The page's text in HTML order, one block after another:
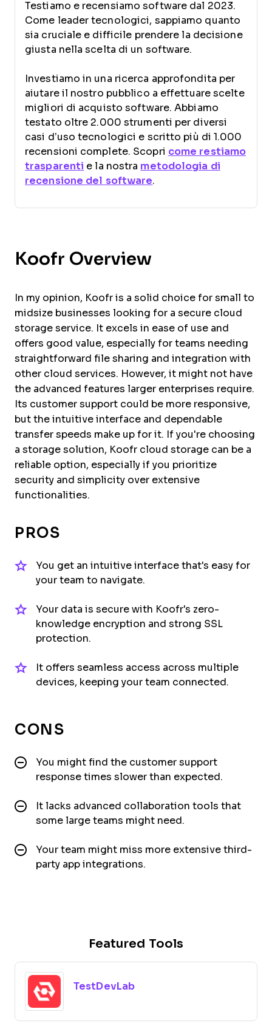
Testiamo e recensiamo software dal 2023.
Come leader tecnologici, sappiamo quanto
sia cruciale e difficile prendere la decisione
giusta nella scelta di un software.
Investiamo in una ricerca approfondita per
aiutare il nostro pubblico a effettuare scelte
migliori di acquisto software. Abbiamo
testato oltre 2.000 strumenti per diversi
casi d’uso tecnologici e scritto più di 1.000
recensioni complete. Scopri come restiamo
trasparenti e la nostra metodologia di
recensione del software.
Koofr Overview
In my opinion, Koofr is a solid choice for small to
midsize businesses looking for a secure cloud
storage service. It excels in ease of use and
offers good value, especially for teams needing
straightforward file sharing and integration with
other cloud services. However, it might not have
the advanced features larger enterprises require.
Its customer support could be more responsive,
but the intuitive interface and dependable
transfer speeds make up for it. If you're choosing
a storage solution, Koofr cloud storage can be a
reliable option, especially if you prioritize
security and simplicity over extensive
functionalities.
PROS
You get an intuitive interface that's easy for
your team to navigate.
Your data is secure with Koofr's zero-
knowledge encryption and strong SSL
protection.
It offers seamless access across multiple
devices, keeping your team connected.
CONS
You might find the customer support
response times slower than expected.
It lacks advanced collaboration tools that
some large teams might need.
Your team might miss more extensive third-
party app integrations.
Featured Tools
TestDevLab